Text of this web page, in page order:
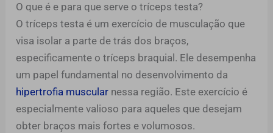
O que é e para que serve o tríceps testa?
O tríceps testa é um exercício de musculação que
visa isolar a parte de trás dos braços,
especificamente o tríceps braquial. Ele desempenha
um papel fundamental no desenvolvimento da
hipertrofia muscular nessa região. Este exercício é
especialmente valioso para aqueles que desejam
obter braços mais fortes e volumosos.